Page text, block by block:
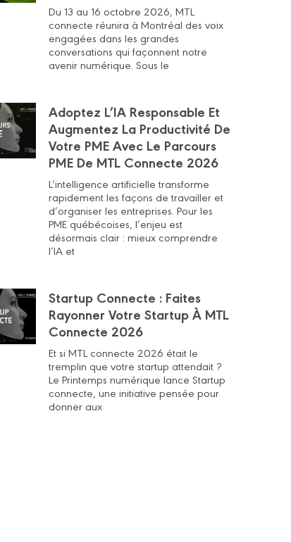
Du 13 au 16 octobre 2026, MTL
connecte réunira à Montréal des voix
engagées dans les grandes
conversations qui façonnent notre
avenir numérique. Sous le
Adoptez L’IA Responsable Et
Augmentez La Productivité De
Votre PME Avec Le Parcours
PME De MTL Connecte 2026
L’intelligence artificielle transforme
rapidement les façons de travailler et
d’organiser les entreprises. Pour les
PME québécoises, l’enjeu est
désormais clair : mieux comprendre
l’IA et
Startup Connecte : Faites
Rayonner Votre Startup À MTL
Connecte 2026
Et si MTL connecte 2026 était le
tremplin que votre startup attendait ?
Le Printemps numérique lance Startup
connecte, une initiative pensée pour
donner aux